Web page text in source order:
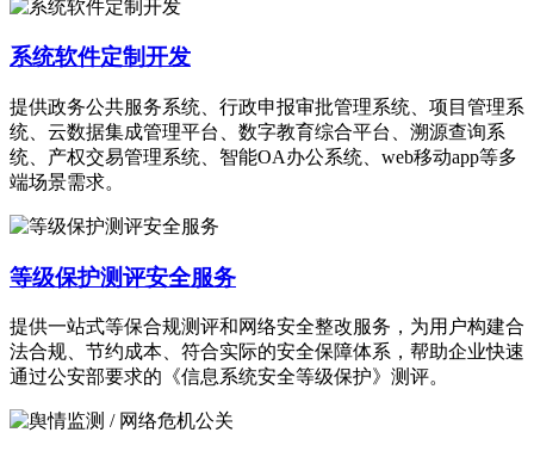
系统软件定制开发
提供政务公共服务系统、行政申报审批管理系统、项目管理系
统、云数据集成管理平台、数字教育综合平台、溯源查询系
统、产权交易管理系统、智能OA办公系统、web移动app等多
端场景需求。
等级保护测评安全服务
提供一站式等保合规测评和网络安全整改服务，为用户构建合
法合规、节约成本、符合实际的安全保障体系，帮助企业快速
通过公安部要求的《信息系统安全等级保护》测评。